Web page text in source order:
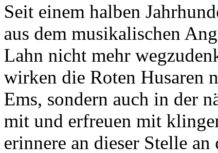
Seit einem halben
aus dem musikalischen
Lahn nicht mehr
wirken die Roten Husaren
Ems, sondern auch in der
mit und erfreuen mit
erinnere an dieser Stelle